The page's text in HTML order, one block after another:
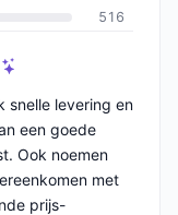
516
snelle levering en
een goede
Ook noemen
met
prijs-